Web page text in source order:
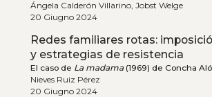
Ángela Calderón Villarino, Jobst Welge
20 Giugno 2024
Redes familiares rotas:
y estrategias de resistencia
El caso de La madama(1969) de Concha
Nieves Ruiz Pérez
20 Giugno 2024